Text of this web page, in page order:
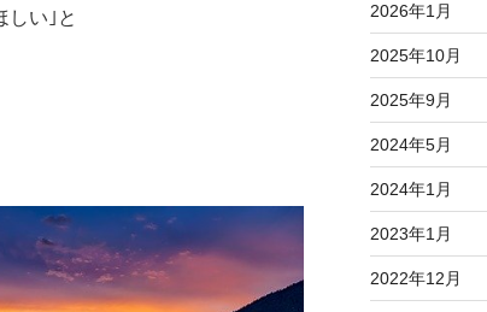
しい｣と
2026年1月
2025年10月
2025年9月
2024年5月
2024年1月
2023年1月
2022年12月